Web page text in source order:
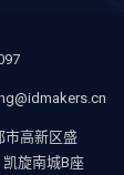
市高新区盛
凯旋南城B座